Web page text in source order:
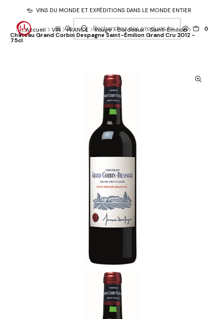
0
VINS DU MONDE ET EXPÉDITIONS DANS LE MONDE ENTIER
Accueil VIN FRANCE Rouge Bordeaux Saint-Émilion
Château Grand Corbin Despagne Saint-Émilion Grand Cru 2012 -
75cl